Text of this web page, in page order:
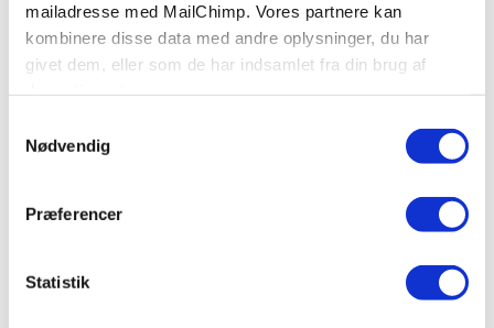
mailadresse med MailChimp. Vores partnere kan
kombinere disse data med andre oplysninger, du har
givet dem, eller som de har indsamlet fra din brug af
Nødvendig
Præferencer
Statistik